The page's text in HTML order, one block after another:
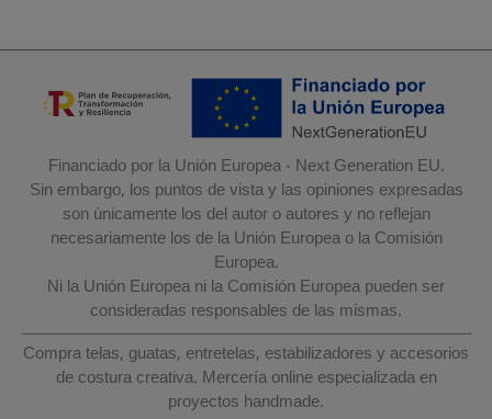
Financiado por la Unión Europea - Next Generation EU.
Sin embargo, los puntos de vista y las opiniones expresadas
son únicamente los del autor o autores y no reflejan
necesariamente los de la Unión Europea o la Comisión
Europea.
Ni la Unión Europea ni la Comisión Europea pueden ser
consideradas responsables de las mismas.
Compra telas, guatas, entretelas, estabilizadores y accesorios
de costura creativa. Mercería online especializada en
proyectos handmade.